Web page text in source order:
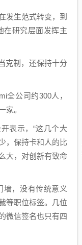
发生范式转变，到
在研究层面发挥主
克制，还保持十分
全公司约300人，
家。
表示，“这几个大
，保持卡和人的比
大，对创新有致命
墙，没有传统意义
等职位标签。几位
微信签名也只有四